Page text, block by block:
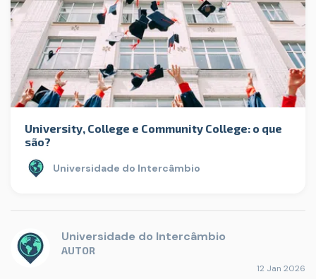
University, College e Community College: o que
são?
Universidade do Intercâmbio
Universidade do Intercâmbio
AUTOR
12 Jan 2026